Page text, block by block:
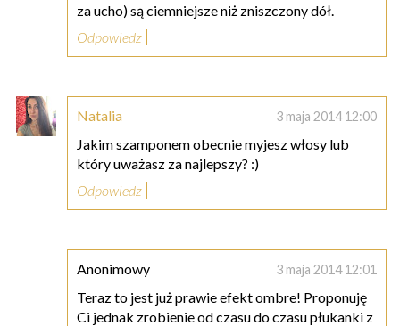
za ucho) są ciemniejsze niż zniszczony dół.
Odpowiedz
Natalia 3 maja 2014 12:00
Jakim szamponem obecnie myjesz włosy lub
który uważasz za najlepszy? :)
Odpowiedz
Anonimowy 3 maja 2014 12:01
Teraz to jest już prawie efekt ombre! Proponuję
Ci jednak zrobienie od czasu do czasu płukanki z